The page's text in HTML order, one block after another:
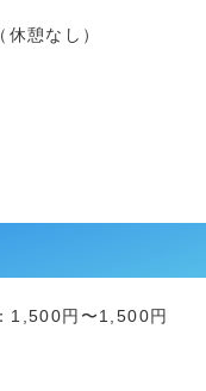
憩なし）
1,500円〜1,500円